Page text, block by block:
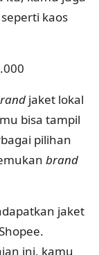
kaos
jaket lokal
bisa tampil
pilihan
brand
jaket
ini, kamu